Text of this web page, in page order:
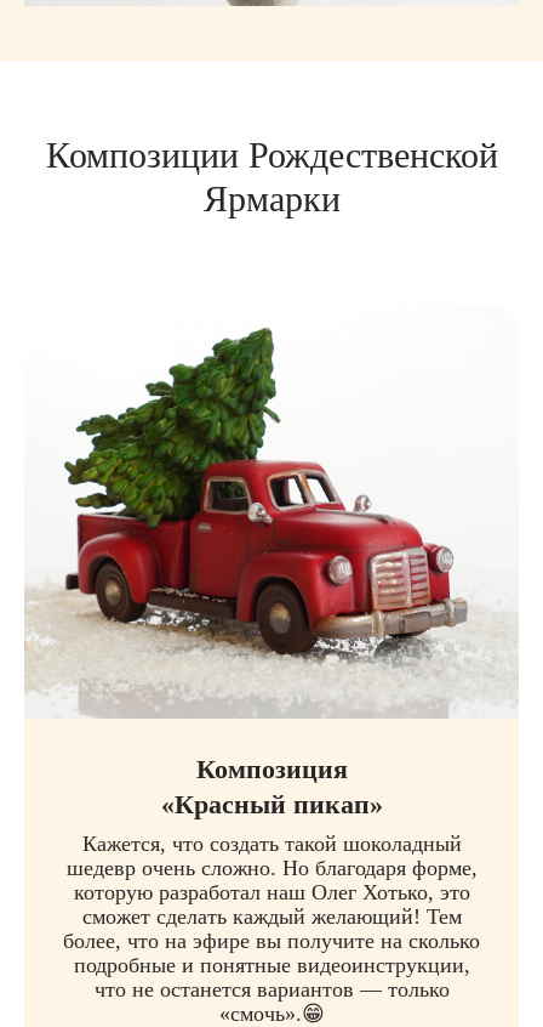
Композиции Рождественской
Ярмарки
Композиция
«Красный пикап»
Кажется, что создать такой шоколадный
шедевр очень сложно. Но благодаря форме,
которую разработал наш Олег Хотько, это
сможет сделать каждый желающий! Тем
более, что на эфире вы получите на сколько
подробные и понятные видеоинструкции,
что не останется вариантов — только
«смочь».😁